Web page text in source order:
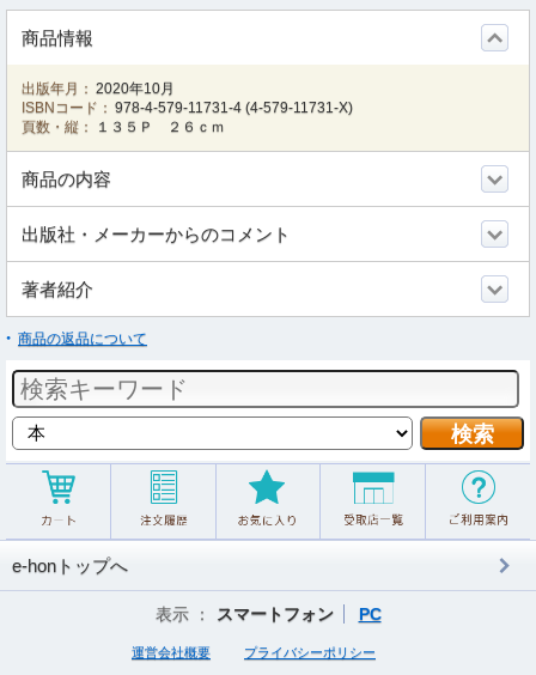
商品情報
出版年月： 2020年10月
ISBNコード： 978-4-579-11731-4 (4-579-11731-X)
頁数・縦：
１３５Ｐ ２６ｃｍ
商品の内容
出版社・メーカーからのコメント
著者紹介
商品の返品について
e-honトップへ
表示 ： スマートフォン PC
運営会社概要 プライバシーポリシー